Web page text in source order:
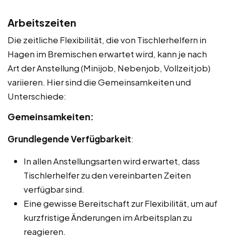
Arbeitszeiten
Die zeitliche Flexibilität, die von Tischlerhelfern in
Hagen im Bremischen erwartet wird, kann je nach
Art der Anstellung (Minijob, Nebenjob, Vollzeitjob)
variieren. Hier sind die Gemeinsamkeiten und
Unterschiede:
Gemeinsamkeiten:
Grundlegende Verfügbarkeit:
In allen Anstellungsarten wird erwartet, dass
Tischlerhelfer zu den vereinbarten Zeiten
verfügbar sind.
Eine gewisse Bereitschaft zur Flexibilität, um auf
kurzfristige Änderungen im Arbeitsplan zu
reagieren.